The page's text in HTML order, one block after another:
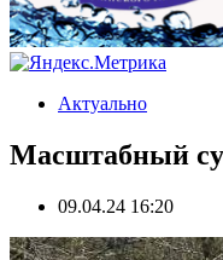
Актуально
Масштабный
09.04.24 16:20